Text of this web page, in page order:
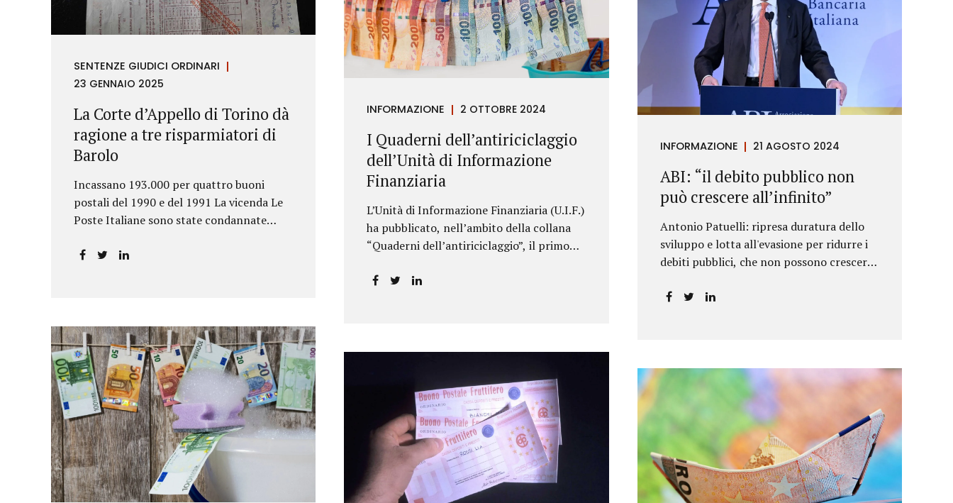
SENTENZE GIUDICI ORDINARI
23 GENNAIO 2025
La Corte d’Appello di Torino dà
ragione a tre risparmiatori di
Barolo
Incassano 193.000 per quattro buoni
postali del 1990 e del 1991 La vicenda Le
Poste Italiane sono state condannate
riconoscere, a tre risparmiatori di Barolo,
risparmiatori, titolari di quattro buoni da
5.000.000 lire ciascuno, non erano stati
pagati integralmente gli interessi
riportati nel retro dei titoli. E questo a
causa di una modifica dei rendimenti
risalente al 1986, precedente alla loro
sottoscrizione, e di un timbro che Poste
aveva messo sopra la tabella, la quale
riportava un generico...
INFORMAZIONE 2 OTTOBRE 2024
I Quaderni dell’antiriciclaggio
dell’Unità di Informazione
Finanziaria
L’Unità di Informazione Finanziaria (U.I.F.)
ha pubblicato, nell’ambito della collana
“Quaderni dell’antiriciclaggio”, il primo
Normativa, che illustra i principali
semestre 2024, con particolare
sezioni della rassegna riguardano le novità
nella disciplina internazionale e
nazionale, e forniscono informazioni su
eventuali consultazioni pubbliche e
su pronunce di particolare
rilevanza emesse nell’esercizio
dell’attività giurisdizionale. In questo
INFORMAZIONE 21 AGOSTO 2024
ABI: “il debito pubblico non
può crescere all’infinito”
Antonio Patuelli: ripresa duratura dello
sviluppo e lotta all'evasione per ridurre i
debiti pubblici, che non possono crescere